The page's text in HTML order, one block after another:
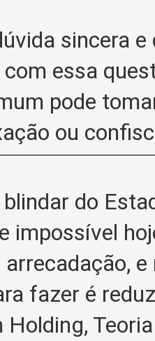
sincera
essa
pode
ou
do
impossível
fazer é
Holding,